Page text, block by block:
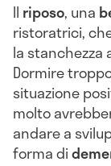
Il riposo, una
ristoratrici,
la stanchezza
Dormire
situazione
molto
andare a
forma di